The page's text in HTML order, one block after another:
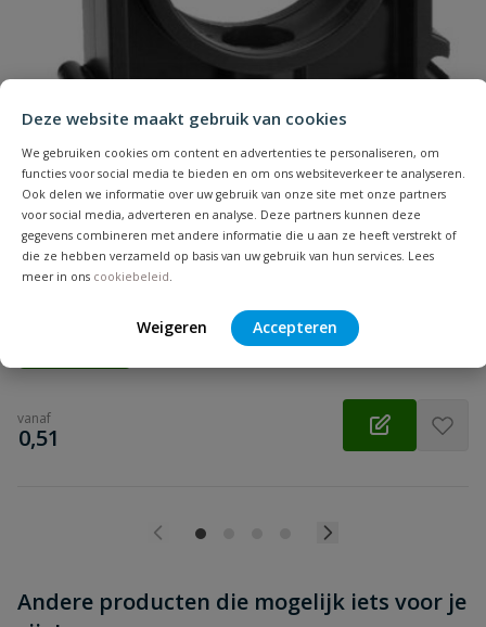
Deze website maakt gebruik van cookies
We gebruiken cookies om content en advertenties te personaliseren, om
functies voor social media te bieden en om ons websiteverkeer te analyseren.
Ook delen we informatie over uw gebruik van onze site met onze partners
voor social media, adverteren en analyse. Deze partners kunnen deze
gegevens combineren met andere informatie die u aan ze heeft verstrekt of
die ze hebben verzameld op basis van uw gebruik van hun services. Lees
meer in ons cookiebeleid.
Weigeren Accepteren
Samenvatting
Beoordeling
Beoordeling versturen
VDL buisklem model B
Aansluiting: klem | Diameter: 12 t/m 32 mm | Kleur: zwart
vanaf
€
0,51
Andere producten die mogelijk iets voor je